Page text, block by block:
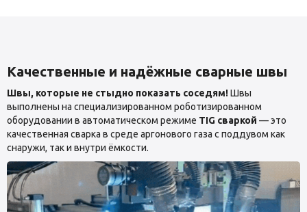
Качественные и надёжные сварные швы
Швы, которые не стыдно показать соседям!Швы
выполнены на специализированном роботизированном
оборудовании в автоматическом режиме TIG сваркой — это
качественная сварка в среде аргонового газа с поддувом как
снаружи, так и внутри ёмкости.